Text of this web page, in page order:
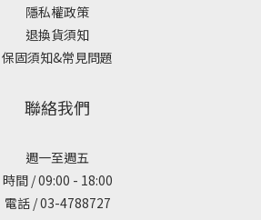
隱私權政策
退換貨須知
保固須知&常見問題
聯絡我們
週一至週五
時間 / 09:00 - 18:00
電話 / 03-4788727